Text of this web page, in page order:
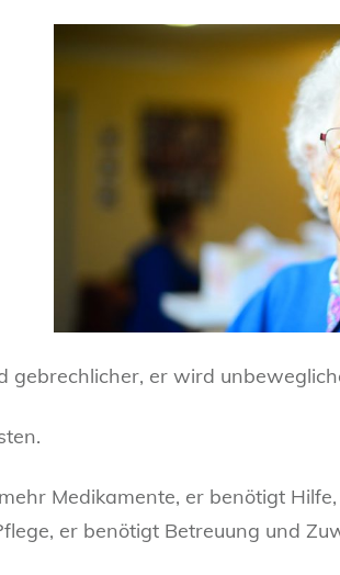
gebrechlicher, er wird
Medikamente, er benötigt
er benötigt Betreuung und